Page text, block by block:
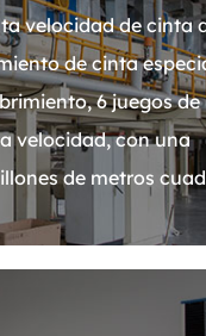
velocidad de cinta
de cinta
6 juegos de
velocidad, con una
de metros